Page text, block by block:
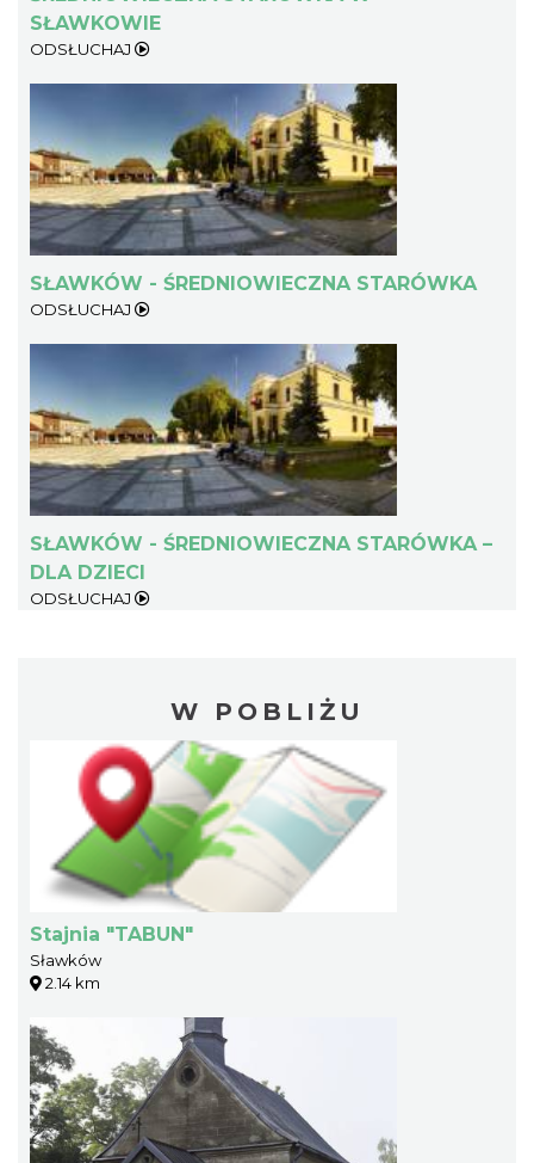
SŁAWKOWIE
ODSŁUCHAJ
SŁAWKÓW - ŚREDNIOWIECZNA STARÓWKA
ODSŁUCHAJ
SŁAWKÓW - ŚREDNIOWIECZNA STARÓWKA –
DLA DZIECI
ODSŁUCHAJ
W POBLIŻU
Stajnia "TABUN"
Sławków
2.14 km